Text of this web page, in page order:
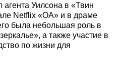
Уилсона в «Твин
Netflix «ОА» и в драме
была небольшая роль в
а также участие в
по жизни для